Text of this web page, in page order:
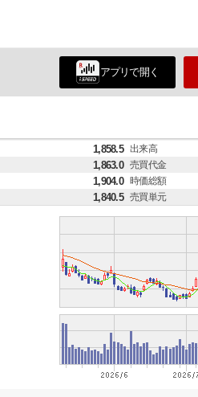
1,858.5 出来高
1,863.0 売買代金
1,904.0 時価総額
1,840.5 売買単元
アプリで開く